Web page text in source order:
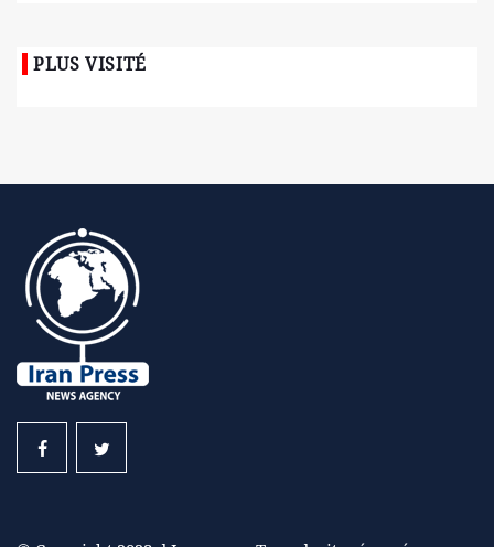
PLUS VISITÉ